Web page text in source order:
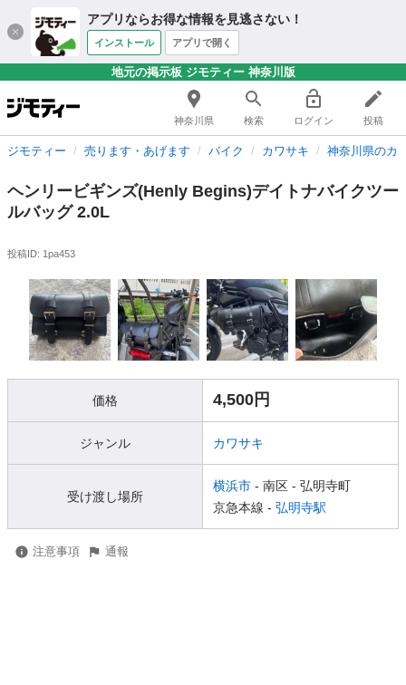
アプリならお得な情報を見逃さない！
インストール アプリで開く
地元の掲示板 ジモティー 神奈川版
神奈川県 検索 ログイン 投稿
ジモティー 売ります・あげます バイク カワサキ 神奈川県のカ
ヘンリービギンズ(Henly Begins)デイトナバイクツー
ルバッグ 2.0L
投稿ID: 1pa453
価格 4,500円
ジャンル カワサキ
受け渡し場所
横浜市 - 南区 - 弘明寺町
京急本線 - 弘明寺駅
注意事項 通報